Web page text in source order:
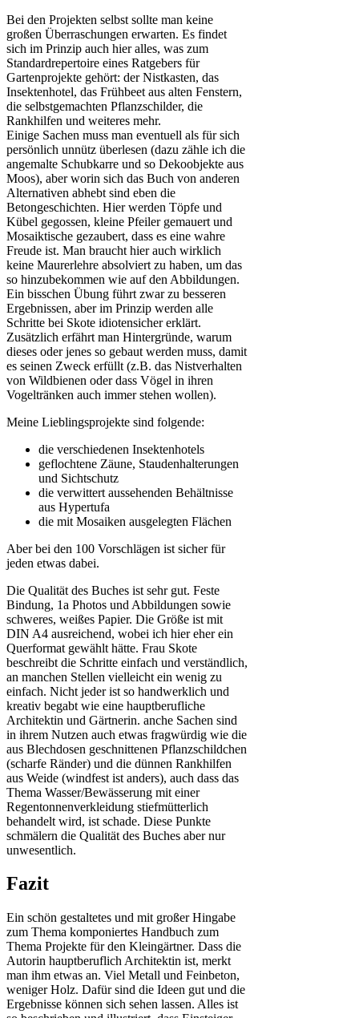
Bei den Projekten selbst sollte man keine
großen Überraschungen erwarten. Es findet
sich im Prinzip auch hier alles, was zum
Standardrepertoire eines Ratgebers für
Gartenprojekte gehört: der Nistkasten, das
Insektenhotel, das Frühbeet aus alten Fenstern,
die selbstgemachten Pflanzschilder, die
Rankhilfen und weiteres mehr.
Einige Sachen muss man eventuell als für sich
persönlich unnütz überlesen (dazu zähle ich die
angemalte Schubkarre und so Dekoobjekte aus
Moos), aber worin sich das Buch von anderen
Alternativen abhebt sind eben die
Betongeschichten. Hier werden Töpfe und
Kübel gegossen, kleine Pfeiler gemauert und
Mosaiktische gezaubert, dass es eine wahre
Freude ist. Man braucht hier auch wirklich
keine Maurerlehre absolviert zu haben, um das
so hinzubekommen wie auf den Abbildungen.
Ein bisschen Übung führt zwar zu besseren
Ergebnissen, aber im Prinzip werden alle
Schritte bei Skote idiotensicher erklärt.
Zusätzlich erfährt man Hintergründe, warum
dieses oder jenes so gebaut werden muss, damit
es seinen Zweck erfüllt (z.B. das Nistverhalten
von Wildbienen oder dass Vögel in ihren
Vogeltränken auch immer stehen wollen).
Meine Lieblingsprojekte sind folgende:
die verschiedenen Insektenhotels
geflochtene Zäune, Staudenhalterungen
und Sichtschutz
die verwittert aussehenden Behältnisse
aus Hypertufa
die mit Mosaiken ausgelegten Flächen
Aber bei den 100 Vorschlägen ist sicher für
jeden etwas dabei.
Die Qualität des Buches ist sehr gut. Feste
Bindung, 1a Photos und Abbildungen sowie
schweres, weißes Papier. Die Größe ist mit
DIN A4 ausreichend, wobei ich hier eher ein
Querformat gewählt hätte. Frau Skote
beschreibt die Schritte einfach und verständlich,
an manchen Stellen vielleicht ein wenig zu
einfach. Nicht jeder ist so handwerklich und
kreativ begabt wie eine hauptberufliche
Architektin und Gärtnerin. anche Sachen sind
in ihrem Nutzen auch etwas fragwürdig wie die
aus Blechdosen geschnittenen Pflanzschildchen
(scharfe Ränder) und die dünnen Rankhilfen
aus Weide (windfest ist anders), auch dass das
Thema Wasser/Bewässerung mit einer
Regentonnenverkleidung stiefmütterlich
behandelt wird, ist schade. Diese Punkte
schmälern die Qualität des Buches aber nur
unwesentlich.
Fazit
Ein schön gestaltetes und mit großer Hingabe
zum Thema komponiertes Handbuch zum
Thema Projekte für den Kleingärtner. Dass die
Autorin hauptberuflich Architektin ist, merkt
man ihm etwas an. Viel Metall und Feinbeton,
weniger Holz. Dafür sind die Ideen gut und die
Ergebnisse können sich sehen lassen. Alles ist